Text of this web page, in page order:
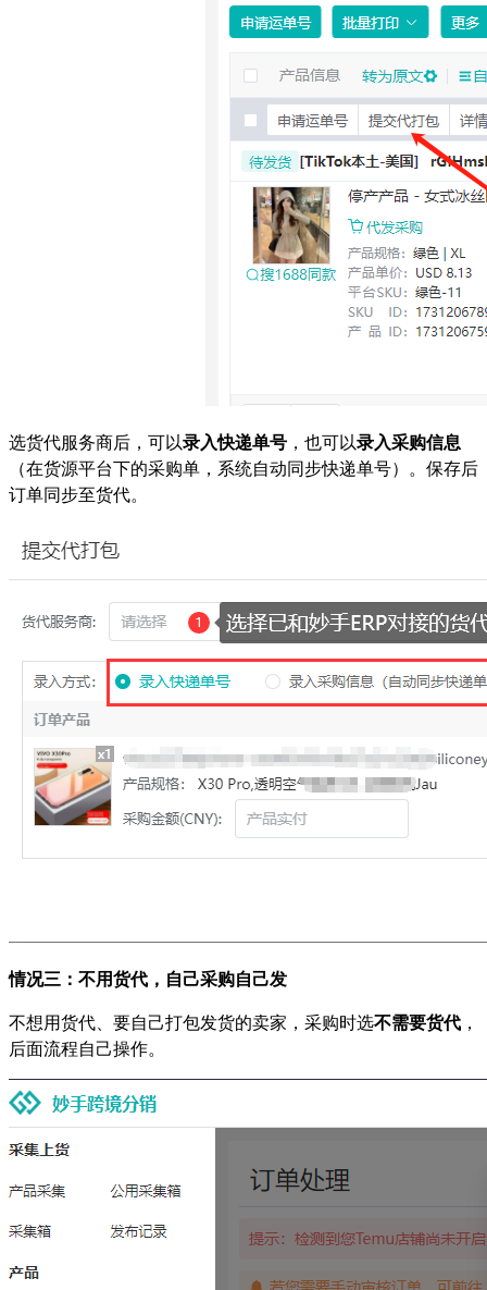
选货代服务商后，可以录入快递单号 ，也可以录入采购信息
（在货源平台下的采购单，系统自动同步快递单号）。保存后
订单同步至货代。
情况三：不用货代，自己采购自己发
不想用货代、要自己打包发货的卖家，采购时选不需要货代 ，
后面流程自己操作。